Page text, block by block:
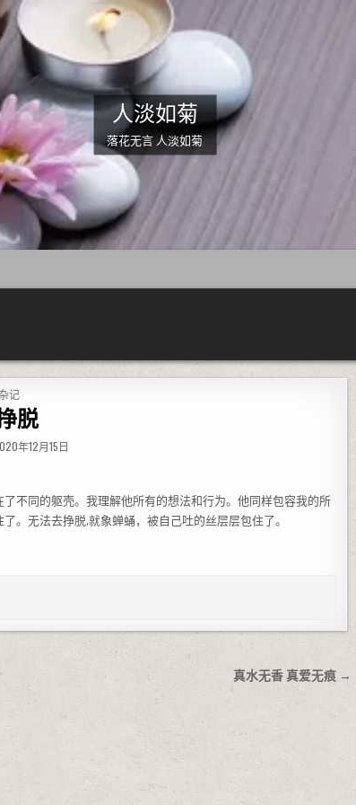
人淡如菊
落花无言 人淡如菊
IN
记
脱
年12月15日
不同的躯壳。我理解他所有的想法和行为。他同样包容我的所
。无法去挣脱,就象蝉蛹，被自己吐的丝层层包住了。
真水无香 真爱无痕 →